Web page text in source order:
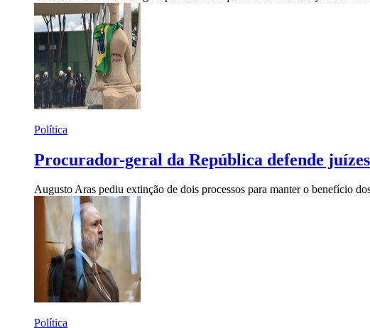
Política
Procurador-geral da República defende
Augusto Aras pediu extinção de dois processos para manter o benefício
Política